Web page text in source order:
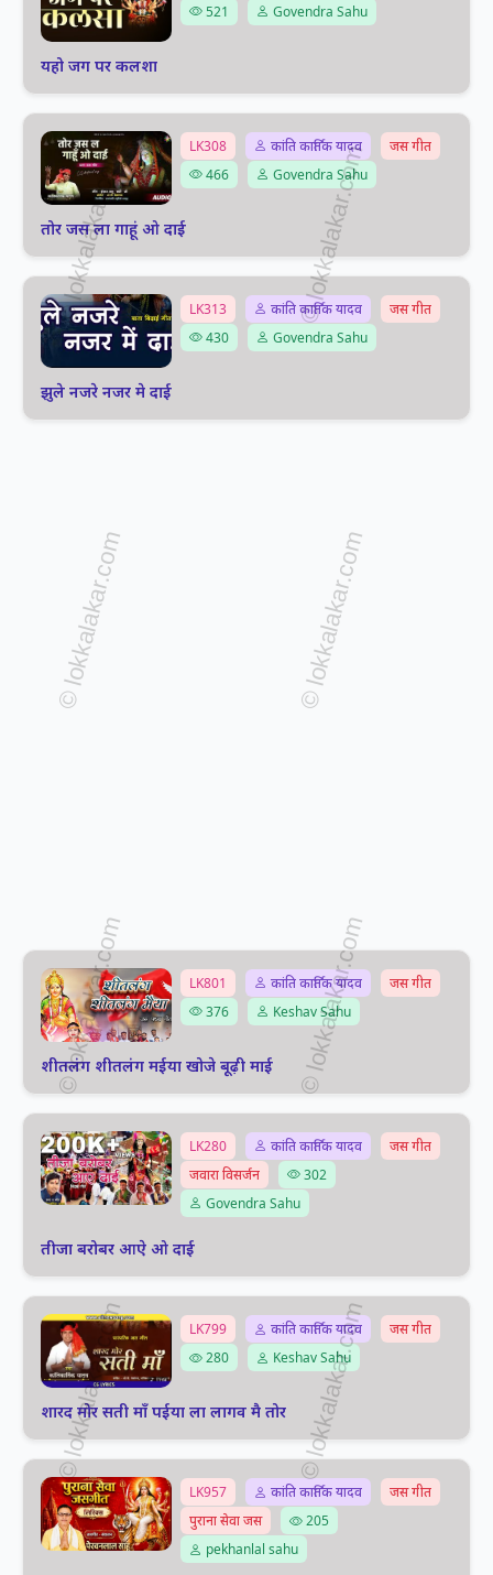
521
Govendra Sahu
यहो जग पर कलशा
LK308 कांति कार्तिक यादव
जस गीत
466
Govendra Sahu
तोर जस ला गाहूं ओ दाई
LK313 कांति कार्तिक यादव
जस गीत
430
Govendra Sahu
झुले नजरे नजर मे दाई
LK801 कांति कार्तिक यादव
जस गीत
376
Keshav Sahu
शीतलंग शीतलंग मईया खोजे बूढ़ी माई
LK280 कांति कार्तिक यादव
जस गीत
जवारा विसर्जन
302
Govendra Sahu
तीजा बरोबर आऐ ओ दाई
LK799 कांति कार्तिक यादव
जस गीत
280
Keshav Sahu
शारद मोर सती माँ पईया ला लागव मै तोर
LK957 कांति कार्तिक यादव
जस गीत
पुराना सेवा जस
205
pekhanlal sahu